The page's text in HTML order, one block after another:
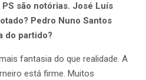
PS são notórias. José Luís
Pedro Nuno Santos
do partido?
fantasia do que realidade. A
está firme. Muitos